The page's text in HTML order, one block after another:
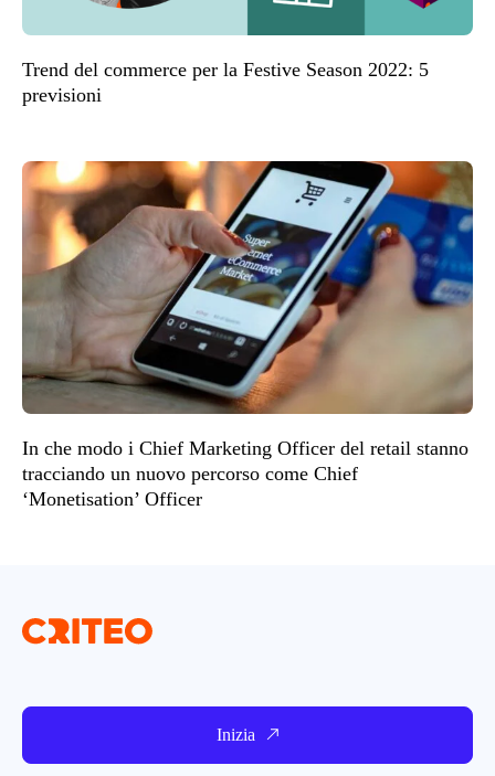
Trend del commerce per la Festive Season 2022: 5
previsioni
In che modo i Chief Marketing Officer del retail stanno
tracciando un nuovo percorso come Chief
‘Monetisation’ Officer
Inizia